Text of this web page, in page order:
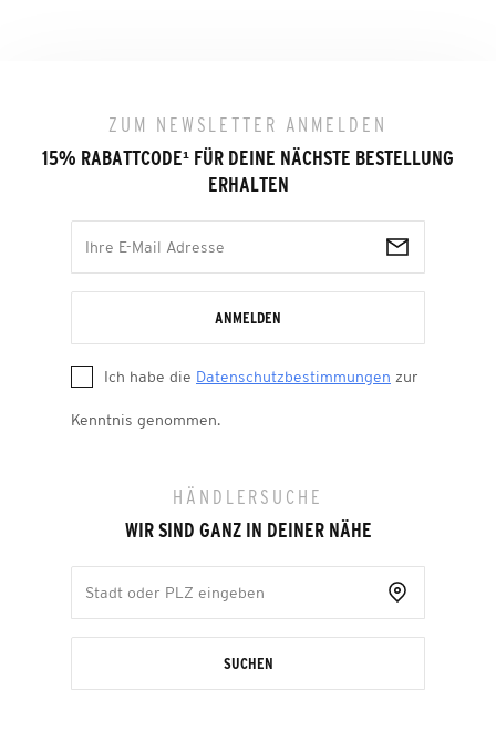
ZUM NEWSLETTER ANMELDEN
15% RABATTCODE¹ FÜR DEINE NÄCHSTE BESTELLUNG
ERHALTEN
ANMELDEN
Ich habe die Datenschutzbestimmungen zur
Kenntnis genommen.
HÄNDLERSUCHE
WIR SIND GANZ IN DEINER NÄHE
SUCHEN